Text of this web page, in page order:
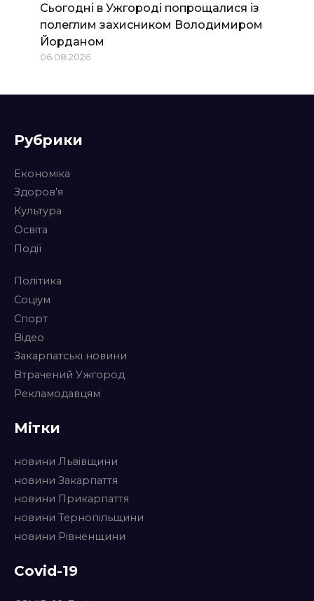
Сьогодні в Ужгороді попрощалися із
полеглим захисником Володимиром
Йорданом
06.08.2026
Рубрики
Економіка
Здоров’я
Культура
Освіта
Події
Політика
Соціум
Спорт
Відео
Закарпатські новини
Втрачений Ужгород
Рекламодавцям
Мітки
новини Львівщини
новини Закарпаття
новини Прикарпаття
новини Тернопільщини
новини Рівненщини
Covid-19